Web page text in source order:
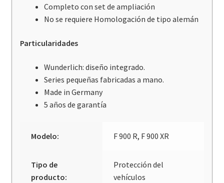
Completo con set de ampliación
No se requiere Homologación de tipo alemán
Particularidades
Wunderlich: diseño integrado.
Series pequeñas fabricadas a mano.
Made in Germany
5 años de garantía
Modelo: F 900 R, F 900 XR
Tipo de
producto:
Protección del
vehículos